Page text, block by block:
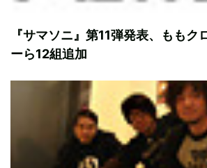
『サマソニ』第11弾発表、ももク
ーら12組追加